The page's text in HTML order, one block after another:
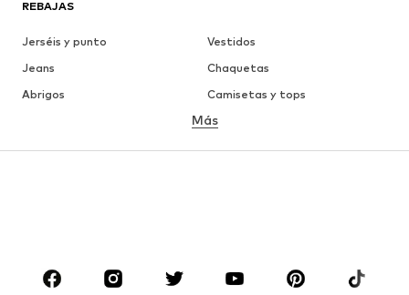
REBAJAS
Jerséis y punto
Vestidos
Jeans
Chaquetas
Abrigos
Camisetas y tops
Ropa interior
Zapatos
Deporte
Más